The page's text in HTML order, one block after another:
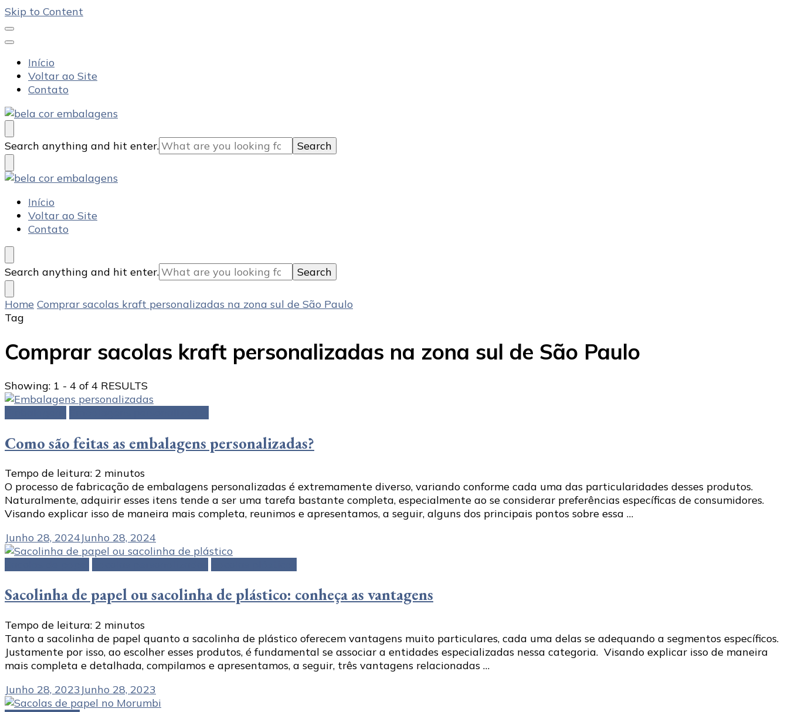
Skip to Content
Início
Voltar ao Site
Contato
Bela Cor Embalagens
Blog
Looking
for
Something?
Search anything and hit enter.
Bela Cor Embalagens
Blog
Início
Voltar ao Site
Contato
Looking
for
Something?
Search anything and hit enter.
Home Comprar sacolas kraft personalizadas na zona sul de São Paulo
Tag
Comprar sacolas kraft personalizadas na zona sul de São Paulo
Showing: 1 - 4 of 4 RESULTS
Como são feitas as embalagens personalizadas?
Tempo de leitura: 2 minutos
O processo de fabricação de embalagens personalizadas é extremamente diverso, variando conforme cada uma das particularidades desses produtos.
Naturalmente, adquirir esses itens tende a ser uma tarefa bastante completa, especialmente ao se considerar preferências específicas de consumidores.
Visando explicar isso de maneira mais completa, reunimos e apresentamos, a seguir, alguns dos principais pontos sobre essa …
Junho 28, 2024Junho 28, 2024
Sacolinha de papel ou sacolinha de plástico: conheça as vantagens
Tempo de leitura: 2 minutos
Tanto a sacolinha de papel quanto a sacolinha de plástico oferecem vantagens muito particulares, cada uma delas se adequando a segmentos específicos.
Justamente por isso, ao escolher esses produtos, é fundamental se associar a entidades especializadas nessa categoria. Visando explicar isso de maneira
mais completa e detalhada, compilamos e apresentamos, a seguir, três vantagens relacionadas …
Junho 28, 2023 Junho 28, 2023